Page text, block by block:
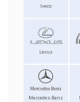
Iveco
Lexus
Mercedes-Benz